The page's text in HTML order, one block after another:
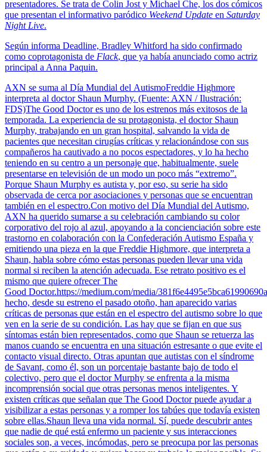
presentadores. Se trata de Colin Jost y Michael Che, los dos cómicos
que presentan el informativo paródico Weekend Update en Saturday
Night Live.
Según informa Deadline, Bradley Whitford ha sido confirmado
como coprotagonista de Flack, que ya había anunciado como actriz
principal a Anna Paquin.
AXN se suma al Día Mundial del AutismoFreddie Highmore
interpreta al doctor Shaun Murphy. (Fuente: AXN / Ilustración:
FDS)The Good Doctor es uno de los estrenos más exitosos de la
temporada. La experiencia de su protagonista, el doctor Shaun
Murphy, trabajando en un gran hospital, salvando la vida de
pacientes que necesitan cirugías críticas y relacionándose con sus
compañeros ha cautivado a no pocos espectadores, y lo ha hecho
teniendo en su centro a un personaje que, habitualmente, suele
presentarse en televisión de un modo un poco más “extremo”.
Porque Shaun Murphy es autista y, por eso, su serie ha sido
observada de cerca por asociaciones y personas que se encuentran
también en el espectro.Con motivo del Día Mundial del Autismo,
AXN ha querido sumarse a su celebración cambiando su color
corporativo del rojo al azul, apoyando a la concienciación sobre este
trastorno en colaboración con la Confederación Autismo España y
emitiendo una pieza en la que Freddie Highmore, que interpreta a
Shaun, habla sobre cómo estas personas pueden llevar una vida
normal si reciben la atención adecuada. Ese retrato positivo es el
mismo que quiere ofrecer The
Good Doctor.https://medium.com/media/
hecho, desde su estreno el pasado otoño, han aparecido varias
críticas de personas que están en el espectro del autismo sobre lo que
ven en la serie de su condición. Las hay que se fijan en que sus
síntomas están bien representados, como que Shaun se retuerza las
manos cuando se encuentra en una situación estresante o que evite el
contacto visual directo. Otras apuntan que autistas con el síndrome
de Savant, como él, son un porcentaje bastante bajo de todo el
colectivo, pero que el doctor Murphy se enfrenta a la misma
incomprensión social que otras personas menos inteligentes. Y
existen críticas que señalan que The Good Doctor puede ayudar a
visibilizar a estas personas y a romper los tabúes que todavía existen
sobre ellas.Shaun lleva una vida normal. Sí, puede descubrir antes
que nadie de qué está enfermo un paciente y sus interacciones
sociales son, a veces, incómodas, pero se preocupa por las personas